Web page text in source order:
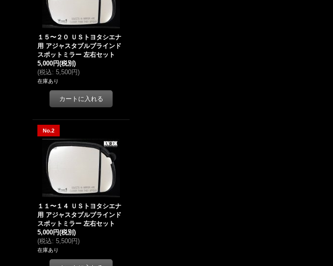
１５〜２０ ＵＳトヨタシエナ
用 アジャスタブルブラインド
スポットミラー 左右セット
5,000円(税別)
(税込: 5,500円)
在庫あり
No.2
１１〜１４ ＵＳトヨタシエナ
用 アジャスタブルブラインド
スポットミラー 左右セット
5,000円(税別)
(税込: 5,500円)
在庫あり